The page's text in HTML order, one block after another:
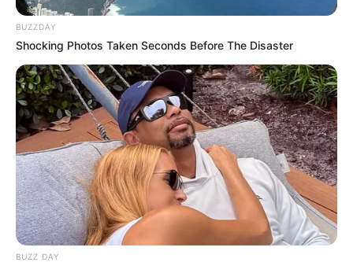
BUZZDAY
Shocking Photos Taken Seconds Before The Disaster
BUZZ DAY